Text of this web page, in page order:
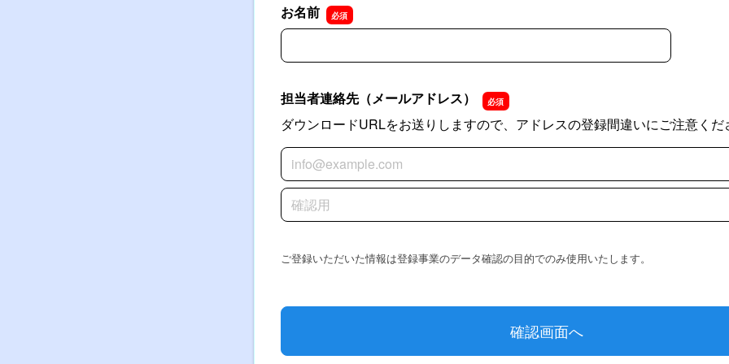
お名前
お名前
担当者連絡先（メールアドレス）
ダウンロードURLをお送りしますので、アドレスの登録間違いにご注意くだ
担当者連絡先（メールアドレス）
担当者連絡先（メールアドレス）の確認用
ご登録いただいた情報は登録事業のデータ確認の目的でのみ使用いたします。